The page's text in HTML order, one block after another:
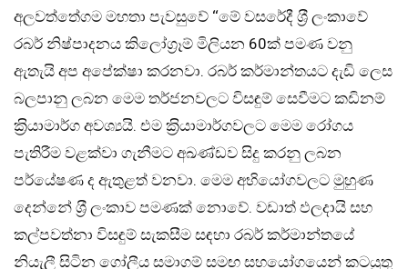
අලවත්තේගම මහතා පැවසුවේ ‘‘මේ වසරේදී ශ‍්‍රී ලංකාවේ
රබර් නිෂ්පාදනය කිලෝග‍්‍රෑම් මිලියන 60ක් පමණ වනු
ඇතැයි අප අපේක්ෂා කරනවා. රබර් කර්මාන්තයට දැඩි ලෙස
බලපානු ලබන මෙම තර්ජනවලට විසඳුම් සෙවීමට කඩිනම්
ක‍්‍රියාමාර්ග අවශ්‍යයි. එම ක‍්‍රියාමාර්ගවලට මෙම රෝගය
පැතිරීම වළක්වා ගැනීමට අඛණ්ඩව සිදු කරනු ලබන
පර්යේෂණ ද ඇතුළත් වනවා. මෙම අභියෝගවලට මුහුණ
දෙන්නේ ශ‍්‍රී ලංකාව පමණක් නොවේ. වඩාත් ඵලදායි සහ
කල්පවත්නා විසඳුම් සැකසීම සඳහා රබර් කර්මාන්තයේ
නියැලී සිටින ගෝලීය සමාගම් සමඟ සහයෝගයෙන් කටයුතු